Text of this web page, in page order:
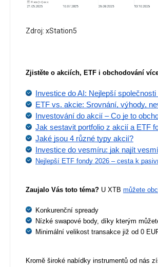
Zdroj: xStation5
Zjistěte o akciích, ETF i obchodování
Investice do AI: Nejlepší
ETF vs. akcie: Srovnání, výhody,
Investování do akcií – Co je to
Jak sestavit portfolio z akcií a ETF
Jaké jsou 4 různé typy akcií?
Investice do vesmíru: jak najít
Nejlepší ETF fondy 2026 – cesta k
Zaujalo Vás toto téma? U XTB můžete
Konkurenční spready
Nízké swapové body, díky kterým
Minimální velikost transakce již od 0
Kromě široké nabídky instrumentů od nás